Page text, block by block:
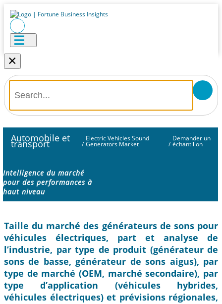
×
Automobile et
transport /
Electric Vehicles Sound
Generators Market /
Demander un
échantillon
Intelligence du marché
pour des performances à
haut niveau
Taille du marché des générateurs de sons pour
véhicules électriques, part et analyse de
l’industrie, par type de produit (générateur de
sons de basse, générateur de sons aigus), par
type de marché (OEM, marché secondaire), par
type d’application (véhicules hybrides,
véhicules électriques) et prévisions régionales,